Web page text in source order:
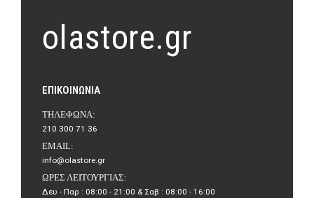
olastore.gr
ΕΠΙΚΟΙΝΩΝΊΑ
ΤΗΛΈΦΩΝΑ:
210 300 71 36
EMAIL:
info@olastore.gr
ΏΡΕΣ ΛΕΙΤΟΥΡΓΊΑΣ:
Δευ - Παρ : 08:00 - 21:00 & Σαβ : 08:00 - 16:00